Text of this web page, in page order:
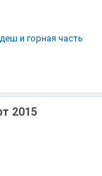
и горная часть
2015